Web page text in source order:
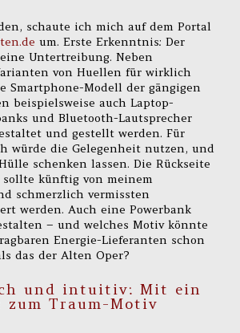
schaute ich mich auf dem Portal
um. Erste Erkenntnis: Der
Untertreibung. Neben
von Huellen für wirklich
Smartphone-Modell der gängigen
beispielsweise auch Laptop-
und Bluetooth-Lautsprecher
und gestellt werden. Für
würde die Gelegenheit nutzen, und
schenken lassen. Die Rückseite
sollte künftig von meinem
schmerzlich vermissten
werden. Auch eine Powerbank
– und welches Motiv könnte
Energie-Lieferanten schon
das der Alten Oper?
und intuitiv: Mit ein
zum Traum-Motiv